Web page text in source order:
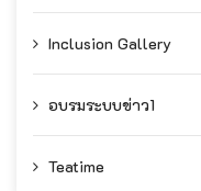
Inclusion Gallery
อบรมระบบข่าว1
Teatime